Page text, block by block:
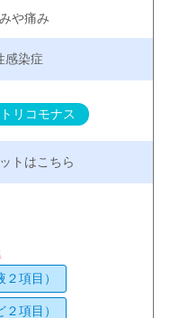
や痛み
トリコモナス
項目）
項目）